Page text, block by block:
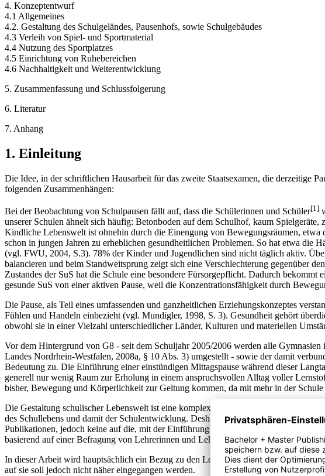
4. Konzeptentwurf
4.1 Allgemeines
4.2. Gestaltung des Schulgeländes, Pausenhofs, sowie Schulgebäudes
4.3 Verleih von Spiel- und Sportmaterial
4.4 Nutzung des Sportplatzes
4.5 Einrichtung von Ruhebereichen
4.6 Nachhaltigkeit und Weiterentwicklung
5. Zusammenfassung und Schlussfolgerung
6. Literatur
7. Anhang
1. Einleitung
Die Idee, in der schriftlichen Hausarbeit für das zweite Staatsexamen, die derzeitige
folgenden Zusammenhängen:
Bei der Beobachtung von Schulpausen fällt auf, dass die Schülerinnen und Schüler[1]
unserer Schulen ähnelt sich häufig: Betonboden auf dem Schulhof, kaum
Kindliche Lebenswelt ist ohnehin durch die Einengung von Bewegungsräumen,
schon in jungen Jahren zu erheblichen gesundheitlichen Problemen. So hat etwa
(vgl. FWU, 2004, S.3). 78% der Kinder und Jugendlichen sind nicht täglich aktiv.
balancieren und beim Standweitsprung zeigt sich eine Verschlechterung gegenüber
Zustandes der SuS hat die Schule eine besondere Fürsorgepflicht. Dadurch
gesunde SuS von einer aktiven Pause, weil die Konzentrationsfähigkeit durch
Die Pause, als Teil eines umfassenden und ganzheitlichen Erziehungskonzeptes
Fühlen und Handeln einbezieht (vgl. Mundigler, 1998, S. 3). Gesundheit gehört
obwohl sie in einer Vielzahl unterschiedlicher Länder, Kulturen und materiellen
Vor dem Hintergrund von G8 - seit dem Schuljahr 2005/2006 werden alle
Landes Nordrhein-Westfalen, 2008a, § 10 Abs. 3) umgestellt - sowie der damit
Bedeutung zu. Die Einführung einer einstündigen Mittagspause während dieser
generell nur wenig Raum zur Erholung in einem anspruchsvollen Alltag voller
bisher, Bewegung und Körperlichkeit zur Geltung kommen, da mit mehr in der
Die Gestaltung schulischer Lebenswelt ist eine komplexe Aufgabe und könnte
des Schullebens und damit der Schulentwicklung. Deshalb ist eine Konzentration
Publikationen, jedoch keine auf die, mit der Einführung von G8 und der Langtage
basierend auf einer Befragung von Lehrerinnen und Lehrern und vor allem SuS
In dieser Arbeit wird hauptsächlich ein Bezug zu den Lehrerfunktionen „Evaluieren,
auf sie soll jedoch nicht näher eingegangen werden.